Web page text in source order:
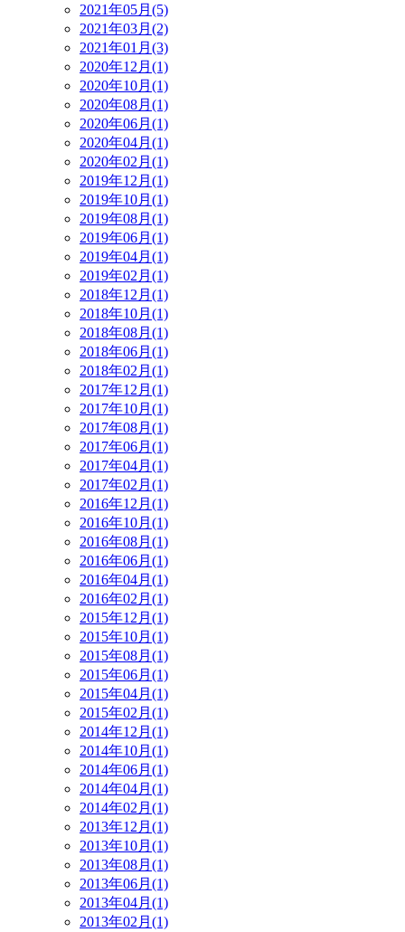
2021年05月(5)
2021年03月(2)
2021年01月(3)
2020年12月(1)
2020年10月(1)
2020年08月(1)
2020年06月(1)
2020年04月(1)
2020年02月(1)
2019年12月(1)
2019年10月(1)
2019年08月(1)
2019年06月(1)
2019年04月(1)
2019年02月(1)
2018年12月(1)
2018年10月(1)
2018年08月(1)
2018年06月(1)
2018年02月(1)
2017年12月(1)
2017年10月(1)
2017年08月(1)
2017年06月(1)
2017年04月(1)
2017年02月(1)
2016年12月(1)
2016年10月(1)
2016年08月(1)
2016年06月(1)
2016年04月(1)
2016年02月(1)
2015年12月(1)
2015年10月(1)
2015年08月(1)
2015年06月(1)
2015年04月(1)
2015年02月(1)
2014年12月(1)
2014年10月(1)
2014年06月(1)
2014年04月(1)
2014年02月(1)
2013年12月(1)
2013年10月(1)
2013年08月(1)
2013年06月(1)
2013年04月(1)
2013年02月(1)